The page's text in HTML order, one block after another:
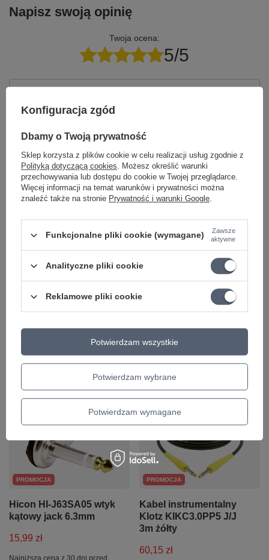
Napisz swoją opinię
Twoja ocena:
5/5
Dodaj własne zdjęcie produktu:
Twój email
Z tym produktem nasi klienci kupowali
PROMOCJA
Hicon HI-J63SA05 wtyk
kątowy jack 6.3mm
15,99 zł
Najniższa cena z 30 dni przed
PROMOCJA
Kabel instrumentalny
Klotz KIKC3.0PP5 J/J
3m żółty
60,15 zł
Konfiguracja zgód
Dbamy o Twoją prywatność
Sklep korzysta z plików cookie w celu realizacji usług zgodnie z
Polityką dotyczącą cookies. Możesz określić warunki
przechowywania lub dostępu do cookie w Twojej przeglądarce.
Więcej informacji na temat warunków i prywatności można
znaleźć także na stronie Prywatność i warunki Google.
Funkcjonalne pliki cookie (wymagane)
Zawsze
aktywne
Analityczne pliki cookie
Reklamowe pliki cookie
Potwierdzam wybrane
Potwierdzam wymagane
Potwierdzam wszystkie